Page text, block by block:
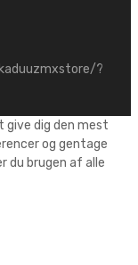
?
give dig den mest
og gentage
du brugen af alle